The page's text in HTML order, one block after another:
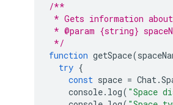
/**
* Gets information
* @param {string}
*/
function getSpace(
try {
const space = Chat.
console. log( "Space